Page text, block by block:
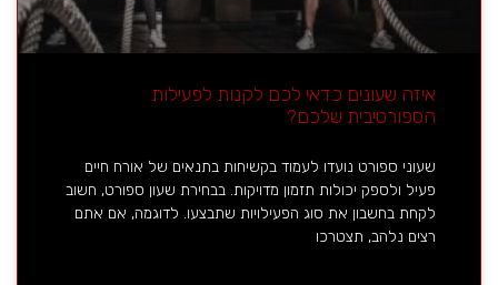
איזה שעונים כדאי לכם לקנות לפעילות
הספורטיבית שלכם?
שעוני ספורט נועדו לעמוד בקשיחות בתנאים של אורח חיים
פעיל ולספק יכולות תזמון מדויקות. בבחירת שעון ספורט, חשוב
לקחת בחשבון את סוג הפעילויות שתבצעו. לדוגמה, אם אתם
רצים נלהב, תצטרכו